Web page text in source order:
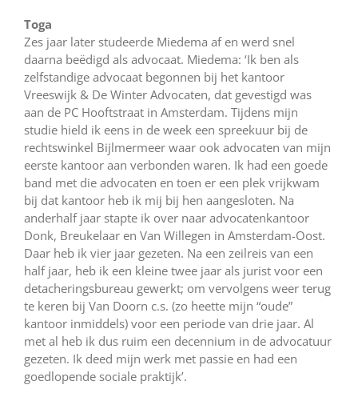
Toga
Zes jaar later studeerde Miedema af en werd snel
daarna beëdigd als advocaat. Miedema: ‘Ik ben als
zelfstandige advocaat begonnen bij het kantoor
Vreeswijk & De Winter Advocaten, dat gevestigd was
aan de PC Hooftstraat in Amsterdam. Tijdens mijn
studie hield ik eens in de week een spreekuur bij de
rechtswinkel Bijlmermeer waar ook advocaten van mijn
eerste kantoor aan verbonden waren. Ik had een goede
band met die advocaten en toen er een plek vrijkwam
bij dat kantoor heb ik mij bij hen aangesloten. Na
anderhalf jaar stapte ik over naar advocatenkantoor
Donk, Breukelaar en Van Willegen in Amsterdam-Oost.
Daar heb ik vier jaar gezeten. Na een zeilreis van een
half jaar, heb ik een kleine twee jaar als jurist voor een
detacheringsbureau gewerkt; om vervolgens weer terug
te keren bij Van Doorn c.s. (zo heette mijn “oude”
kantoor inmiddels) voor een periode van drie jaar. Al
met al heb ik dus ruim een decennium in de advocatuur
gezeten. Ik deed mijn werk met passie en had een
goedlopende sociale praktijk’.